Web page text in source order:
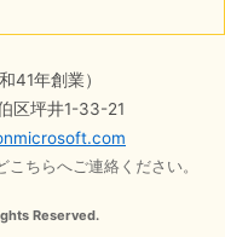
41年創業）
区坪井1-33-21
ちらへご連絡ください。
Reserved.